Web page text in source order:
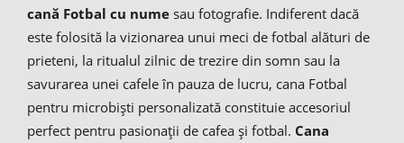
cană Fotbal cu nume sau fotografie. Indiferent dacă
este folosită la vizionarea unui meci de fotbal alături de
prieteni, la ritualul zilnic de trezire din somn sau la
savurarea unei cafele în pauza de lucru, cana Fotbal
pentru microbiști personalizată constituie accesoriul
perfect pentru pasionații de cafea și fotbal. Cana